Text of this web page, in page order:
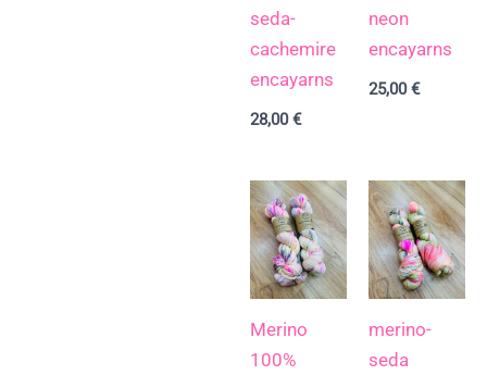
seda-
cachemire
encayarns
28,00€
neon
encayarns
25,00€
Merino
100%
merino-
seda